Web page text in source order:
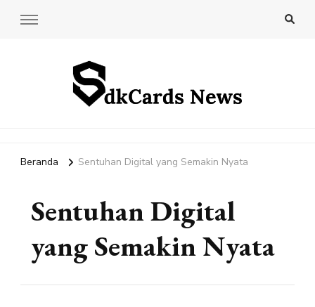
Beranda Sentuhan Digital yang Semakin Nyata
Sentuhan Digital
yang Semakin Nyata